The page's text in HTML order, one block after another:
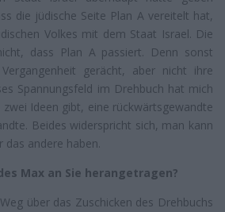
die jüdische Seite Plan A vereitelt hat,
Volkes mit dem Staat Israel. Die
dass Plan A passiert. Denn sonst
gerächt, aber nicht ihre
Spannungsfeld im Drehbuch hat mich
Ideen gibt, eine rückwärtsgewandte
Beides widerspricht sich, man kann
das andere haben.
Max an Sie herangetragen?
über das Zuschicken des Drehbuchs